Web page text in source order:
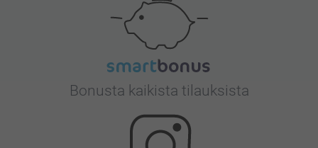
Bonusta kaikista tilauksista